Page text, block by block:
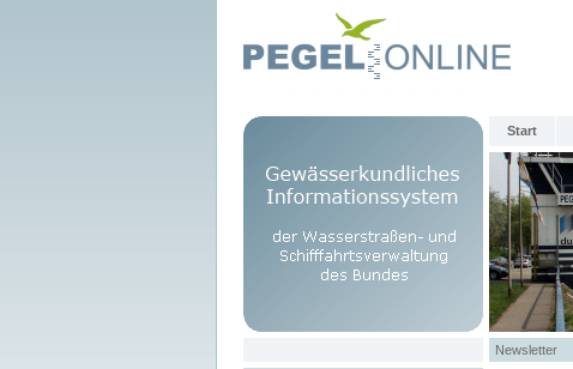
Start
Newsletter